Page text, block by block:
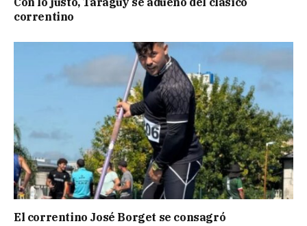
correntino
El correntino José Borget se consagró